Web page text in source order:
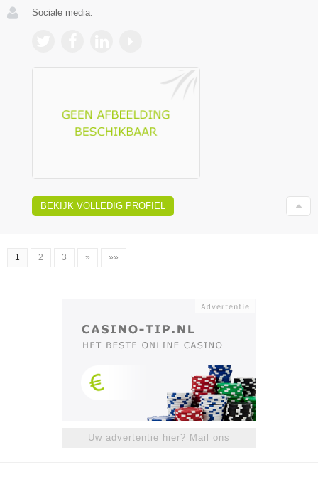
Sociale media:
BEKIJK VOLLEDIG PROFIEL
1 2 3 » »»
Uw advertentie hier? Mail ons